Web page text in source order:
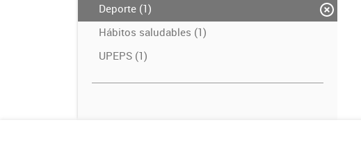
Deporte (1)
Hábitos saludables (1)
UPEPS (1)